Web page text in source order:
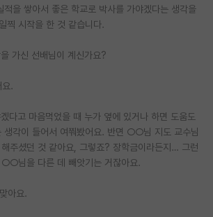
적을 쌓아서 좋은 학교로 박사를 가야겠다는 생각을
찍 시작을 한 것 같습니다.
가신 선배님이 계신가요?
.
다고 마음먹었을 때 누가 옆에 있거나 하면 도움도
생각이 들어서 여쭤봤어요. 반면 ○○님 지도 교수님
주셨던 것 같아요, 그렇죠? 장학금이라든지… 그런
○○님을 다른 데 빼앗기는 거잖아요.
아요.